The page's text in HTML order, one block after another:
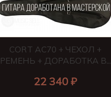
CORT AC70 + ЧЕХОЛ +
РЕМЕНЬ + ДОРАБОТКА В...
22 340 ₽